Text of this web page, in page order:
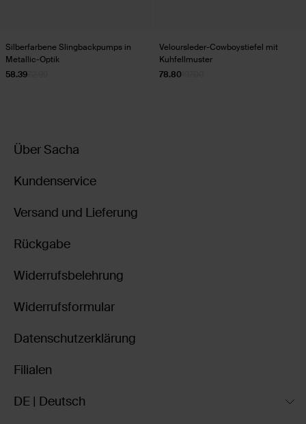
Silberfarbene Slingbackpumps in
Metallic-Optik
58.39
Veloursleder-Cowboystiefel mit
Kuhfellmuster
78.80
Über Sacha
Kundenservice
Versand und Lieferung
Rückgabe
Widerrufsbelehrung
Widerrufsformular
Datenschutzerklärung
Filialen
DE | Deutsch